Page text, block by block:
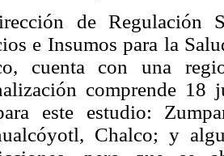
de Regulación
e Insumos para la
cuenta con una
comprende 18
este estudio:
Chalco; y